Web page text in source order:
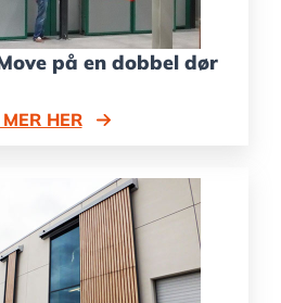
på en dobbel dør
HER